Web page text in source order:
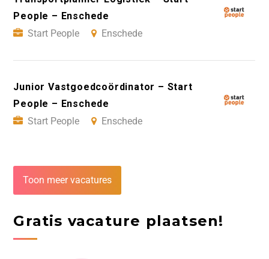
People – Enschede
Start People
Enschede
Junior Vastgoedcoördinator – Start
People – Enschede
Start People
Enschede
Toon meer vacatures
Gratis vacature plaatsen!